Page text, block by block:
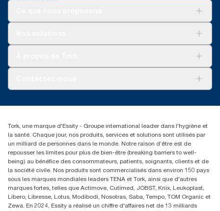
01 85 07 92 00
Tork, une marque d'Essity - Groupe international leader dans l'hygiène et
la santé. Chaque jour, nos produits, services et solutions sont utilisés par
un milliard de personnes dans le monde. Notre raison d’être est de
repousser les limites pour plus de bien-être (breaking barriers to well-
being) au bénéfice des consommateurs, patients, soignants, clients et de
la société civile. Nos produits sont commercialisés dans environ 150 pays
sous les marques mondiales leaders TENA et Tork, ainsi que d'autres
marques fortes, telles que Actimove, Cutimed, JOBST, Knix, Leukoplast,
Libero, Libresse, Lotus, Modibodi, Nosotras, Saba, Tempo, TOM Organic et
Zewa. En 2024, Essity a réalisé un chiffre d'affaires net de 13 milliards